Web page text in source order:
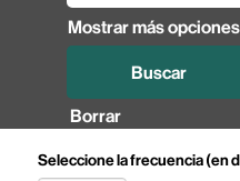
Mostrar más opciones
Borrar
Seleccione la frecuencia (en